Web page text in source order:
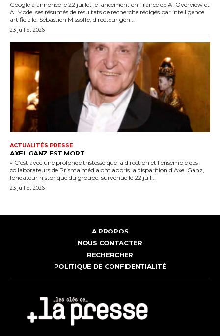
Google a annoncé le 22 juillet le lancement en France de AI Overview et
AI Mode, ses résumés de résultats de recherche rédigés par intelligence
artificielle. Sébastien Missoffe, directeur gén...
23 juillet 2026
ACTUALITÉS PRESSE
AXEL GANZ EST MORT
« C’est avec une profonde tristesse que la direction et l’ensemble des
collaborateurs de Prisma média ont appris la disparition d’Axel Ganz,
fondateur historique du groupe, survenue le 22 juil...
23 juillet 2026
A PROPOS
NOUS CONTACTER
RECHERCHER
POLITIQUE DE CONFIDENTIALITÉ